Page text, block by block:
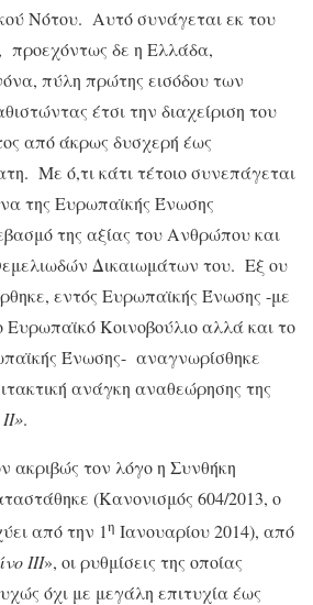
Νότου. Αυτό συνάγεται εκ του
προεχόντως δε η Ελλάδα,
πύλη πρώτης εισόδου των
έτσι την διαχείριση του
από άκρως δυσχερή έως
Με ό,τι κάτι τέτοιο συνεπάγεται
της Ευρωπαϊκής Ένωσης
της αξίας του Ανθρώπου και
Δικαιωμάτων του. Εξ ου
εντός Ευρωπαϊκής Ένωσης -με
Ευρωπαϊκό Κοινοβούλιο αλλά και το
Ένωσης- αναγνωρίσθηκε
ανάγκη αναθεώρησης της
.
ακριβώς τον λόγο η Συνθήκη
(Κανονισμός 604/2013, ο
από την 1η Ιανουαρίου 2014), από
ΙΙΙ», οι ρυθμίσεις της οποίας
όχι με μεγάλη επιτυχία έως